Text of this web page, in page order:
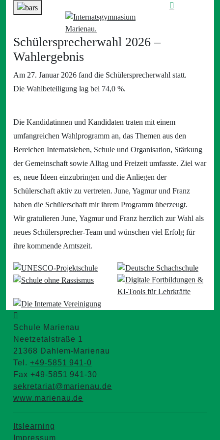
Schülersprecherwahl 2026 –
Wahlergebnis
Am 27. Januar 2026 fand die Schülersprecherwahl statt.
Die Wahlbeteiligung lag bei 74,0 %.
Die Kandidatinnen und Kandidaten traten mit einem
umfangreichen Wahlprogramm an, das Themen aus den
Bereichen Internatsleben, Schule und Organisation, Stärkung
der Gemeinschaft sowie Alltag und Freizeit umfasste. Ziel war
es, neue Ideen einzubringen und die Anliegen der
Schülerschaft aktiv zu vertreten. June, Yagmur und Franz
haben die Schülerschaft mir ihrem Programm überzeugt.
Wir gratulieren June, Yagmur und Franz herzlich zur Wahl als
neues Schülersprecher-Team und wünschen viel Erfolg für
ihre kommende Amtszeit.
Schule Marienau
Neetzetalstraße 1
21368 Dahlem-Marienau
Tel. +49-5851 941-0
Fax +49-5851 941-30
sekretariat@marienau.de
www.marienau.de
Itslearning
Impressum